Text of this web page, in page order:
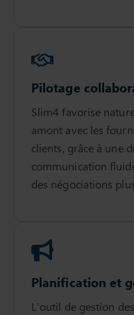
Pilotage
Slim4 favorise
amont avec les
clients, grâce à une
communication
des négociations
Planification et
L’outil de gestion